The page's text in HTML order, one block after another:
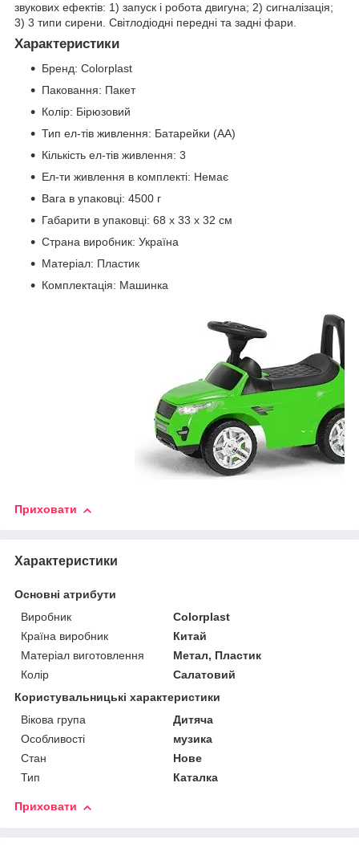
звукових ефектів: 1) запуск і робота двигуна; 2) сигналізація;
3) 3 типи сирени. Світлодіодні передні та задні фари.
Характеристики
Бренд: Colorplast
Паковання: Пакет
Колір: Бірюзовий
Тип ел-тів живлення: Батарейки (АА)
Кількість ел-тів живлення: 3
Ел-ти живлення в комплекті: Немає
Вага в упаковці: 4500 г
Габарити в упаковці: 68 x 33 x 32 см
Страна виробник: Україна
Матеріал: Пластик
Комплектація: Машинка
Приховати
Характеристики
Основні атрибути
Виробник
Colorplast
Країна виробник
Китай
Матеріал виготовлення
Метал, Пластик
Колір
Салатовий
Користувальницькі характеристики
Вікова група
Дитяча
Особливості
музика
Стан
Нове
Тип
Каталка
Приховати